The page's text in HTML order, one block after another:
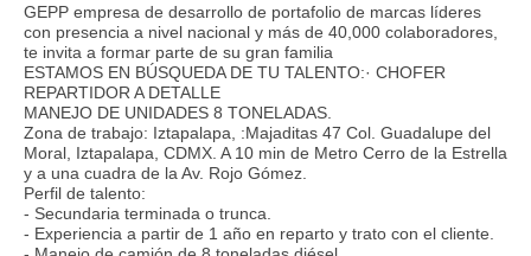
GEPP empresa de desarrollo de portafolio de marcas líderes
con presencia a nivel nacional y más de 40,000 colaboradores,
te invita a formar parte de su gran familia
ESTAMOS EN BÚSQUEDA DE TU TALENTO:· CHOFER
REPARTIDOR A DETALLE
MANEJO DE UNIDADES 8 TONELADAS.
Zona de trabajo: Iztapalapa, :Majaditas 47 Col. Guadalupe del
Moral, Iztapalapa, CDMX. A 10 min de Metro Cerro de la Estrella
y a una cuadra de la Av. Rojo Gómez.
Perfil de talento:
- Secundaria terminada o trunca.
- Experiencia a partir de 1 año en reparto y trato con el cliente.